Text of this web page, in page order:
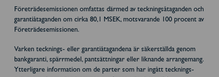
Företrädesemissionen omfattas därmed av teckningsåtaganden och
garantiåtaganden om cirka 80,1 MSEK, motsvarande 100 procent av
Företrädesemissionen.
Varken tecknings- eller garantiåtagandena är säkerställda genom
bankgaranti, spärrmedel, pantsättningar eller liknande arrangemang.
Ytterligare information om de parter som har ingått tecknings-